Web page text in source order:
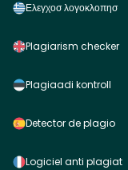
Ελεγχοσ λογοκλοπησ
Plagiarism checker
Plagiaadi kontroll
Detector de plagio
Logiciel anti plagiat